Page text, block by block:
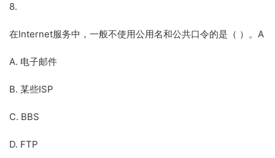
8.
在Internet服务中，一般不使用公用名和公共口令的是（ ）。A
A. 电子邮件
B. 某些ISP
C. BBS
D. FTP